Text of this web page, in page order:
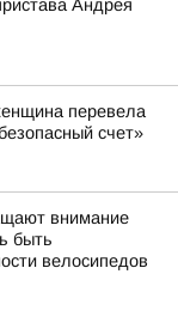
Андрея
перевела
счет»
внимание
быть
велосипедов